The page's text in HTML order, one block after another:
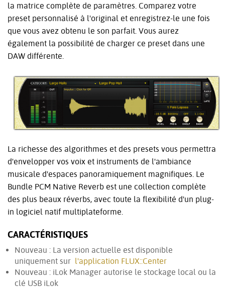
la matrice complète de paramètres. Comparez votre
preset personnalisé à l'original et enregistrez-le une fois
que vous avez obtenu le son parfait. Vous aurez
également la possibilité de charger ce preset dans une
DAW différente.
La richesse des algorithmes et des presets vous permettra
d'envelopper vos voix et instruments de l'ambiance
musicale d'espaces panoramiquement magnifiques. Le
Bundle PCM Native Reverb est une collection complète
des plus beaux réverbs, avec toute la flexibilité d'un plug-
in logiciel natif multiplateforme.
CARACTÉRISTIQUES
Nouveau : La version actuelle est disponible
uniquement sur l'application FLUX::Center
Nouveau : iLok Manager autorise le stockage local ou la
clé USB iLok